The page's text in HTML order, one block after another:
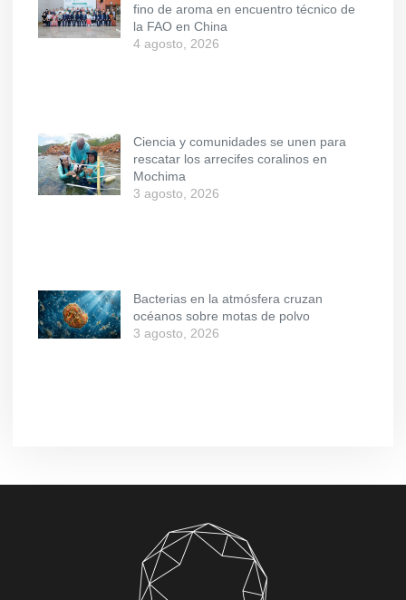
fino de aroma en encuentro técnico de
la FAO en China
4 agosto, 2026
Ciencia y comunidades se unen para
rescatar los arrecifes coralinos en
Mochima
3 agosto, 2026
Bacterias en la atmósfera cruzan
océanos sobre motas de polvo
3 agosto, 2026